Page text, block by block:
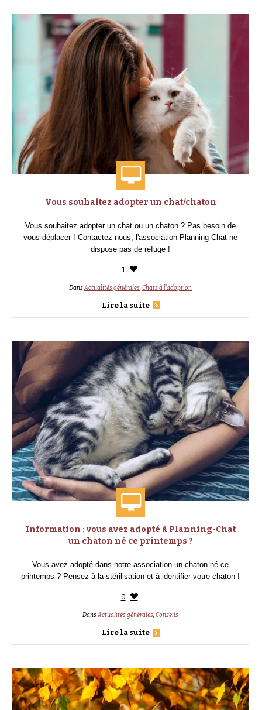
Vous souhaitez adopter un chat/chaton
Vous souhaitez adopter un chat ou un chaton ? Pas besoin de
vous déplacer ! Contactez-nous, l'association Planning-Chat ne
dispose pas de refuge !
1
DansActualités générales,Chats à l'adoption
Lire la suite
Information : vous avez adopté à Planning-Chat
un chaton né ce printemps ?
Vous avez adopté dans notre association un chaton né ce
printemps ? Pensez à la stérilisation et à identifier votre chaton !
0
DansActualités générales,Conseils
Lire la suite